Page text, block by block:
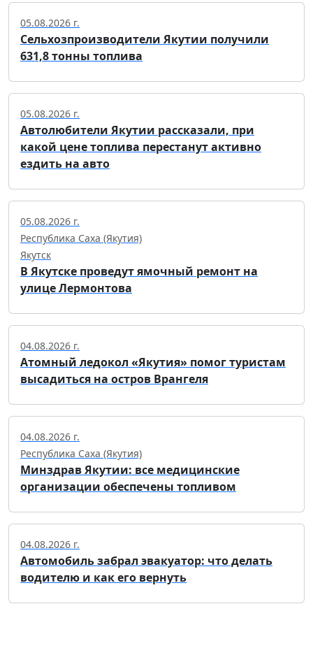
05.08.2026 г.
Сельхозпроизводители Якутии получили
631,8 тонны топлива
05.08.2026 г.
Автолюбители Якутии рассказали, при
какой цене топлива перестанут активно
ездить на авто
05.08.2026 г.
Республика Саха (Якутия)
Якутск
В Якутске проведут ямочный ремонт на
улице Лермонтова
04.08.2026 г.
Атомный ледокол «Якутия» помог туристам
высадиться на остров Врангеля
04.08.2026 г.
Республика Саха (Якутия)
Минздрав Якутии: все медицинские
организации обеспечены топливом
04.08.2026 г.
Автомобиль забрал эвакуатор: что делать
водителю и как его вернуть